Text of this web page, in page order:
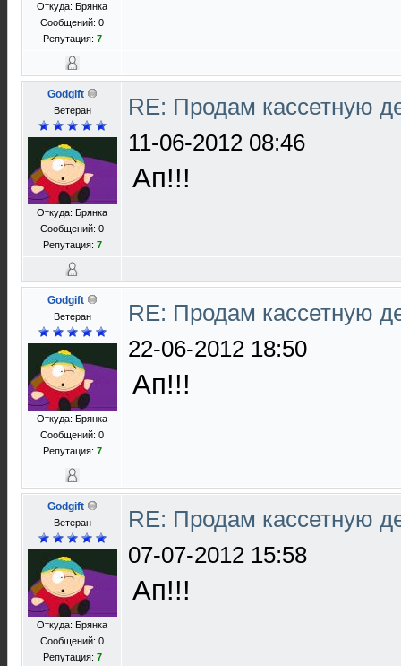
Откуда: Брянка
Сообщений: 0
Репутация: 7
Godgift
Ветеран
Откуда: Брянка
Сообщений: 0
Репутация: 7
RE: Продам кассетную
11-06-2012 08:46
Ап!!!
Godgift
Ветеран
Откуда: Брянка
Сообщений: 0
Репутация: 7
RE: Продам кассетную
22-06-2012 18:50
Ап!!!
Godgift
Ветеран
Откуда: Брянка
Сообщений: 0
Репутация: 7
RE: Продам кассетную
07-07-2012 15:58
Ап!!!